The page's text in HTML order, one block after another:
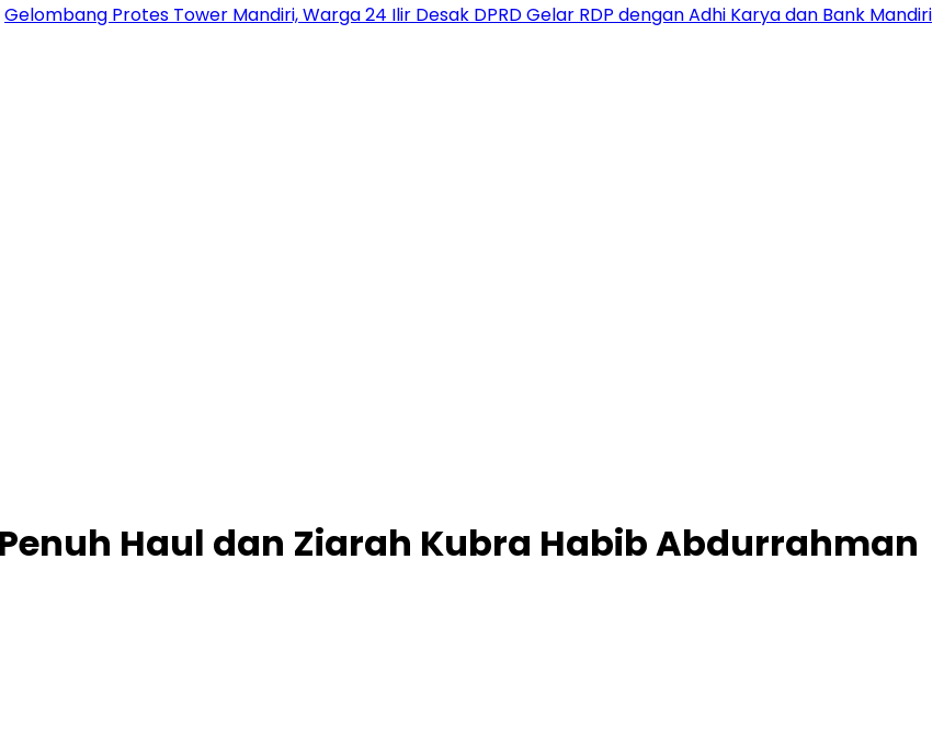
Gelombang Protes Tower Mandiri, Warga 24 Ilir Desak DPRD Gelar RDP dengan Adhi Karya dan Bank Mandiri
Haul dan Ziarah Kubra Habib Abdurrahman